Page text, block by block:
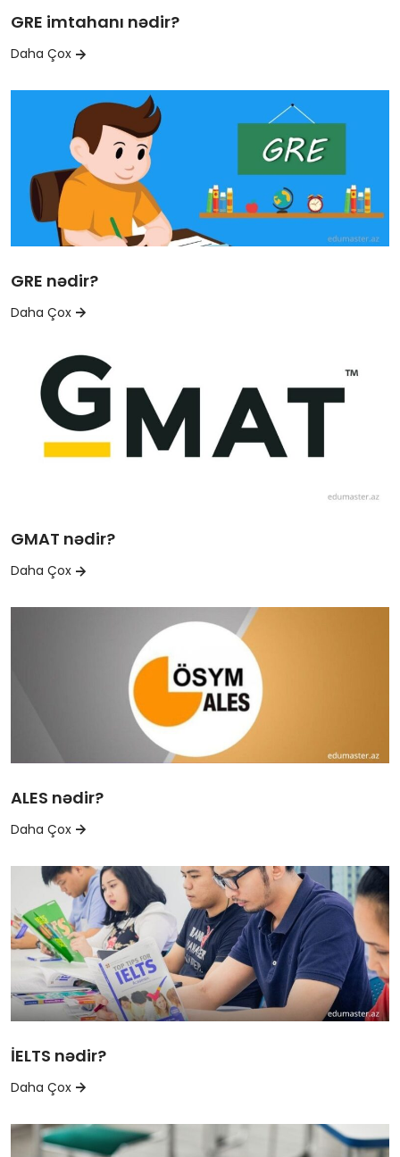
GRE imtahanı nədir?
Daha Çox
GRE nədir?
Daha Çox
GMAT nədir?
Daha Çox
ALES nədir?
Daha Çox
İELTS nədir?
Daha Çox